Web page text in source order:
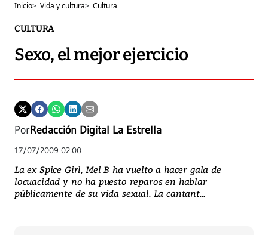
Inicio> Vida y cultura> Cultura
CULTURA
Sexo, el mejor ejercicio
PorRedacción Digital La Estrella
17/07/2009 02:00
La ex Spice Girl, Mel B ha vuelto a hacer gala de
locuacidad y no ha puesto reparos en hablar
públicamente de su vida sexual. La cantant...